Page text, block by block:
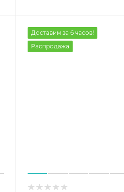
Доставим за 6 часов!
Распродажа